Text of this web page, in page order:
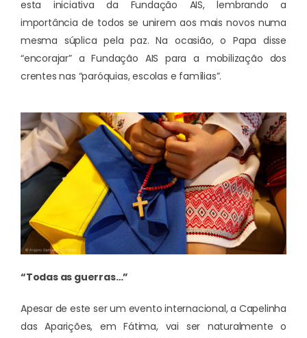
esta iniciativa da Fundação AIS, lembrando a
importância de todos se unirem aos mais novos numa
mesma súplica pela paz. Na ocasião, o Papa disse
“encorajar” a Fundação AIS para a mobilização dos
crentes nas “paróquias, escolas e famílias”.
“Todas as guerras…”
Apesar de este ser um evento internacional, a Capelinha
das Aparições, em Fátima, vai ser naturalmente o